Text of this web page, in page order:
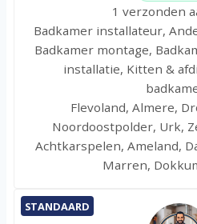
1 verzonden
Badkamer installateur,
Badkamer montage,
installatie, Kitten &
Flevoland, Almere,
Noordoostpolder, Urk,
Achtkarspelen, Ameland,
Marren,
STANDAARD